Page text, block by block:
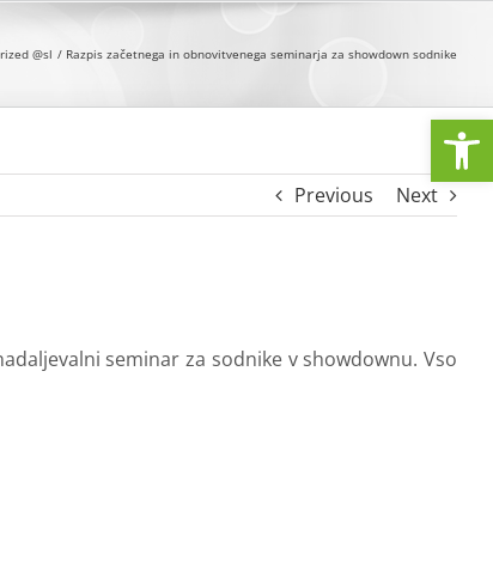
@sl Razpis začetnega in obnovitvenega seminarja za showdown sodnike
Previous Next
seminar za sodnike v showdownu. Vso